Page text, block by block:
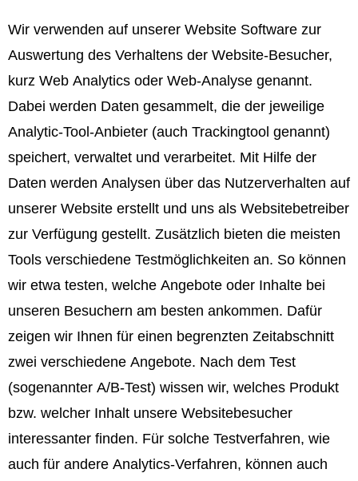
Wir verwenden auf unserer Website Software zur
Auswertung des Verhaltens der Website-Besucher,
kurz Web Analytics oder Web-Analyse genannt.
Dabei werden Daten gesammelt, die der jeweilige
Analytic-Tool-Anbieter (auch Trackingtool genannt)
speichert, verwaltet und verarbeitet. Mit Hilfe der
Daten werden Analysen über das Nutzerverhalten auf
unserer Website erstellt und uns als Websitebetreiber
zur Verfügung gestellt. Zusätzlich bieten die meisten
Tools verschiedene Testmöglichkeiten an. So können
wir etwa testen, welche Angebote oder Inhalte bei
unseren Besuchern am besten ankommen. Dafür
zeigen wir Ihnen für einen begrenzten Zeitabschnitt
zwei verschiedene Angebote. Nach dem Test
(sogenannter A/B-Test) wissen wir, welches Produkt
bzw. welcher Inhalt unsere Websitebesucher
interessanter finden. Für solche Testverfahren, wie
auch für andere Analytics-Verfahren, können auch